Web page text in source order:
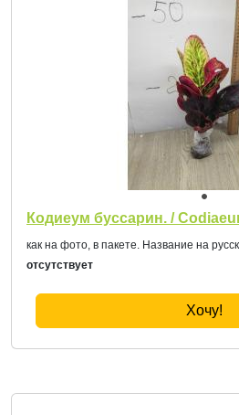
Кодиеум буссарин. /
как на фото, в пакете. Название на
отсутствует
Хочу!